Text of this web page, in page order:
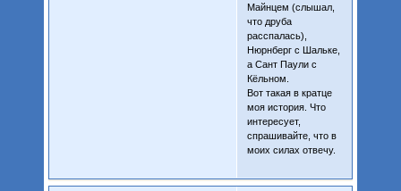
Майнцем (слышал,
что друба
расспалась),
Нюрнберг с Шальке,
а Сант Паули с
Кёльном.
Вот такая в кратце
моя история. Что
интересует,
спрашивайте, что в
моих силах отвечу.